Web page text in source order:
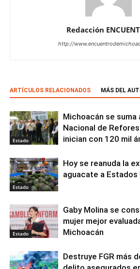
Redacción
http://
ARTÍCULOS RELACIONADOS MÁS DEL
Estado
Michoacán se suma
Nacional de
inician con 120 mil
Estado
Hoy se reanuda la
aguacate a Estados
Estado
Gaby Molina se
mujer mejor
Michoacán
Destruye FGR más